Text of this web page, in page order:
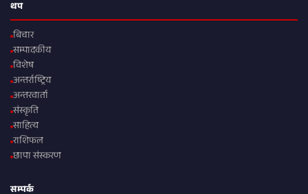
थप
बिचार
सम्पादकीय
विशेष
अन्तर्राष्ट्रिय
अन्तरवार्ता
संस्कृति
साहित्य
राशिफल
छापा संस्करण
सम्पर्क